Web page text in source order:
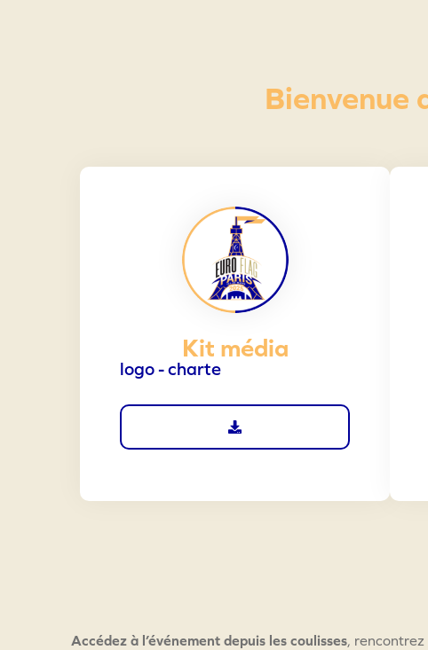
Bienvenue
Kit média
logo - charte
Accédez à l’événement depuis les coulisses,